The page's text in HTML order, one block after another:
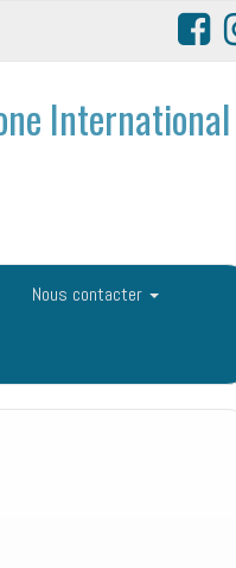
International
Nous contacter